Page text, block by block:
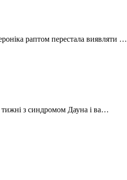
раптом перестала виявляти …
тижні з синдромом Дауна і ва…